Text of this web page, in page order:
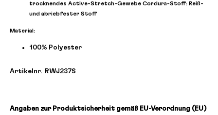
trocknendes Active-Stretch-Gewebe Cordura-Stoff: Reiß-
und abriebfester Stoff
Material:
100% Polyester
Artikelnr. RWJ237S
Angaben zur Produktsicherheit gemäß EU-Verordnung (EU)